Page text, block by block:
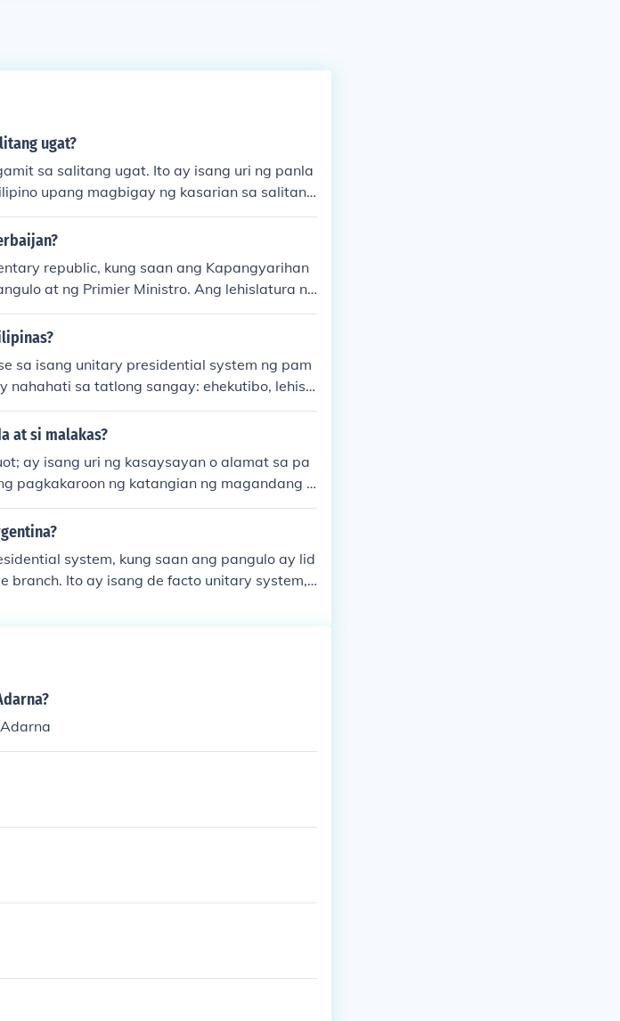
ugat?
sa salitang ugat. Ito ay isang uri ng panla
upang magbigay ng kasarian sa salitang
republic, kung saan ang Kapangyarihan
at ng Primier Ministro. Ang lehislatura ng
habang ang Korte Suprema ang pinakamata
sa isang unitary presidential system ng pam
nahahati sa tatlong sangay: ehekutibo, lehisl
at si malakas?
ay isang uri ng kasaysayan o alamat sa pa
pagkakaroon ng katangian ng magandang a
system, kung saan ang pangulo ay lid
branch. Ito ay isang de facto unitary system,